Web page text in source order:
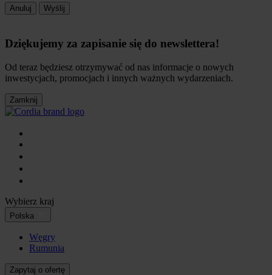
Anuluj Wyślij
Dziękujemy za zapisanie się do newslettera!
Od teraz będziesz otrzymywać od nas informacje o nowych
inwestycjach, promocjach i innych ważnych wydarzeniach.
Zamknij
Wybierz kraj
Polska
Węgry
Rumunia
Zapytaj o ofertę